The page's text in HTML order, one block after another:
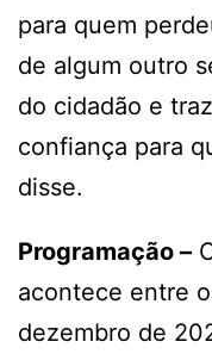
para quem
de algum outro
do cidadão e
confiança para
disse.
Programação –
acontece entre
dezembro de